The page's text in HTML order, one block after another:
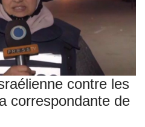
contre les
correspondante de